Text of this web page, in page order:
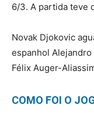
6/3. A partida teve
Novak Djokovic
espanhol Alejandro
Félix Auger-
COMO FOI O